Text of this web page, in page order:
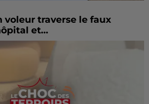
voleur traverse le faux
et...